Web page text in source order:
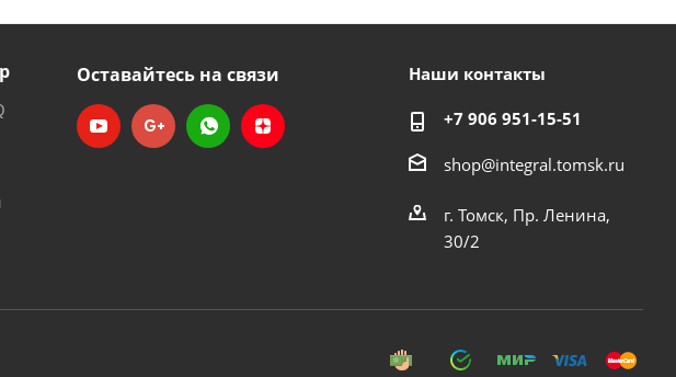
Оставайтесь на связи Наши контакты
+7 906 951-15-51
shop@integral.tomsk.ru
г. Томск, Пр. Ленина,
30/2